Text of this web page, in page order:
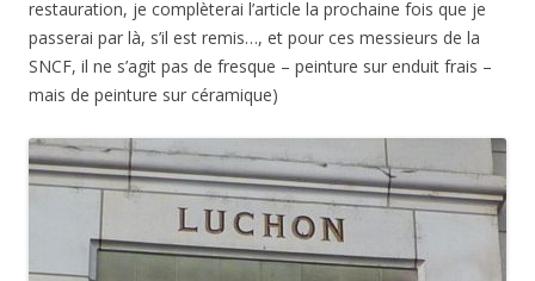
restauration, je complèterai l’article la prochaine fois que je
passerai par là, s’il est remis…, et pour ces messieurs de la
SNCF, il ne s’agit pas de fresque – peinture sur enduit frais –
mais de peinture sur céramique)